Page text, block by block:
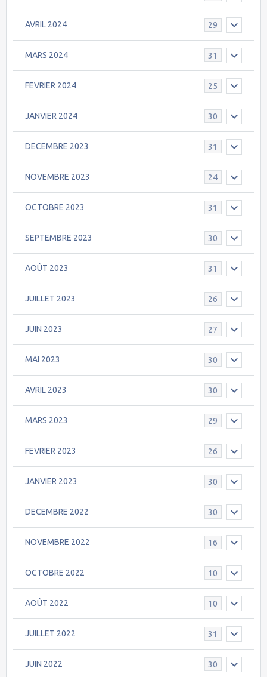
AVRIL 2024 29
MARS 2024 31
FEVRIER 2024 25
JANVIER 2024 30
DECEMBRE 2023 31
NOVEMBRE 2023 24
OCTOBRE 2023 31
SEPTEMBRE 2023 30
AOÛT 2023 31
JUILLET 2023 26
JUIN 2023 27
MAI 2023 30
AVRIL 2023 30
MARS 2023 29
FEVRIER 2023 26
JANVIER 2023 30
DECEMBRE 2022 30
NOVEMBRE 2022 16
OCTOBRE 2022 10
AOÛT 2022 10
JUILLET 2022 31
JUIN 2022 30